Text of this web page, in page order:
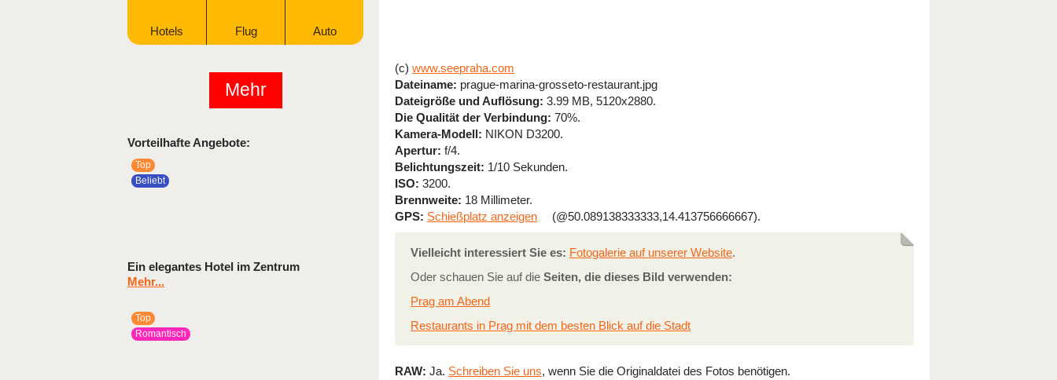
(c) www.seepraha.com
Dateiname: prague-marina-grosseto-restaurant.jpg
Dateigröße und Auflösung: 3.99 MB, 5120x2880.
Die Qualität der Verbindung: 70%.
Kamera-Modell: NIKON D3200.
Apertur: f/4.
Belichtungszeit: 1/10 Sekunden.
ISO: 3200.
Brennweite: 18 Millimeter.
GPS: Schießplatz anzeigen (@50.089138333333,14.413756666667).
Vielleicht interessiert Sie es: Fotogalerie auf unserer Website.
Oder schauen Sie auf die Seiten, die dieses Bild verwenden:
Prag am Abend
Restaurants in Prag mit dem besten Blick auf die Stadt
RAW: Ja. Schreiben Sie uns, wenn Sie die Originaldatei des Fotos benötigen.
Hotels Flug Auto
Mehr
Vorteilhafte Angebote:
Top
Beliebt
Ein elegantes Hotel im Zentrum
Mehr...
Top
Romantisch